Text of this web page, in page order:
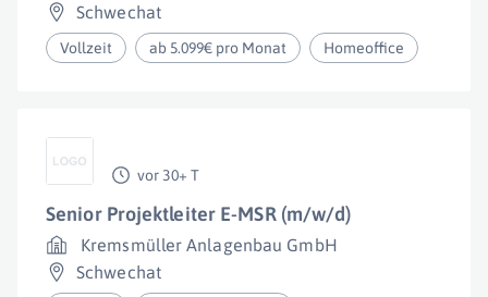
Schwechat
Vollzeit ab 5.099€ pro Monat Homeoffice
vor 30+ T
Senior Projektleiter E-MSR (m/w/d)
Kremsmüller Anlagenbau GmbH
Schwechat